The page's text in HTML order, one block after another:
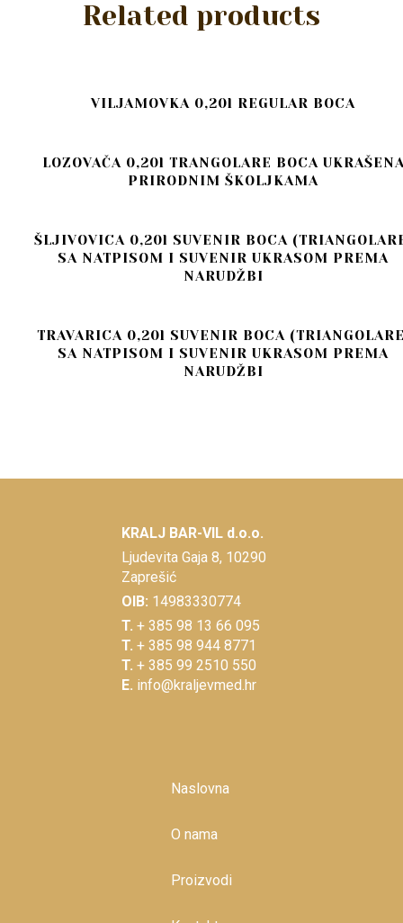
Related products
VILJAMOVKA 0,20l REGULAR BOCA
LOZOVAČA 0,20l TRANGOLARE BOCA
PRIRODNIM ŠKOLJKAMA
ŠLJIVOVICA 0,20l SUVENIR BOCA
SA NATPISOM I SUVENIR UKRASOM PREMA
NARUDŽBI
TRAVARICA 0,20l SUVENIR BOCA
SA NATPISOM I SUVENIR UKRASOM PREMA
NARUDŽBI
KRALJ BAR-VIL d.o.o.
Ljudevita Gaja 8, 10290
Zaprešić
OIB: 14983330774
T. + 385 98 13 66 095
T. + 385 98 944 8771
T. + 385 99 2510 550
E. info@kraljevmed.hr
Naslovna
O nama
Proizvodi